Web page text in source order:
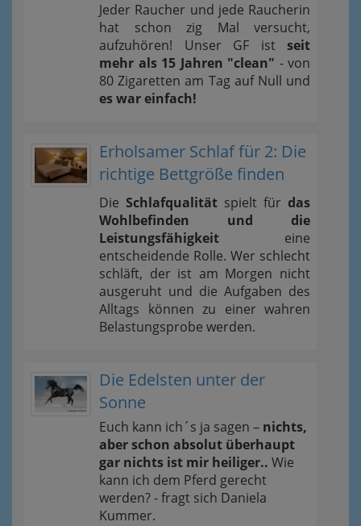
Jeder Raucher und jede Raucherin
hat schon zig Mal versucht,
aufzuhören! Unser GF ist seit
mehr als 15 Jahren "clean" - von
80 Zigaretten am Tag auf Null und
es war einfach!
Erholsamer Schlaf für 2: Die
richtige Bettgröße finden
Die Schlafqualität spielt für das
Wohlbefinden und die
Leistungsfähigkeit eine
entscheidende Rolle. Wer schlecht
schläft, der ist am Morgen nicht
ausgeruht und die Aufgaben des
Alltags können zu einer wahren
Belastungsprobe werden.
Die Edelsten unter der
Sonne
Euch kann ich´s ja sagen – nichts,
aber schon absolut überhaupt
gar nichts ist mir heiliger.. Wie
kann ich dem Pferd gerecht
werden? - fragt sich Daniela
Kummer.